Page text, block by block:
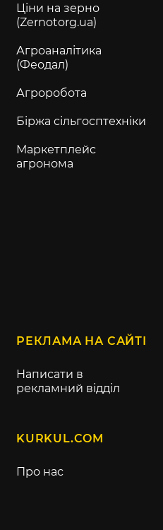
Ціни на зерно
(Zernotorg.ua)
Агроаналітика
(Феодал)
Агроробота
Біржа сільгосптехніки
Маркетплейс
агронома
РЕКЛАМА НА САЙТІ
Написати в
рекламний відділ
KURKUL.COM
Про нас